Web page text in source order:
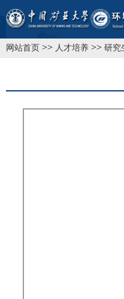
网站首页 >> 人才培养 >> 研究